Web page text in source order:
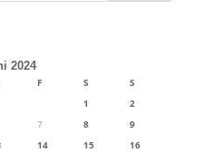
2024
F S
S
1
2
7 8
9
14 15
16